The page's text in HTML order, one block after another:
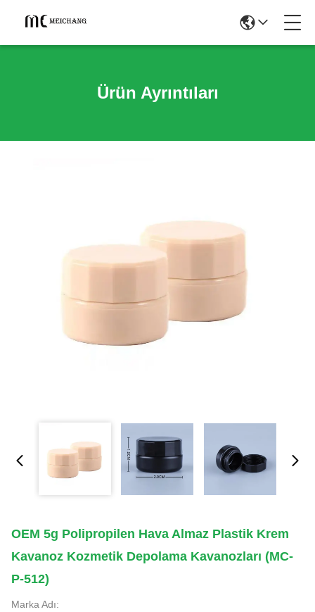
Ürün Ayrıntıları
OEM 5g Polipropilen Hava Almaz Plastik Krem
Kavanoz Kozmetik Depolama Kavanozları (MC-
P-512)
Marka Adı: